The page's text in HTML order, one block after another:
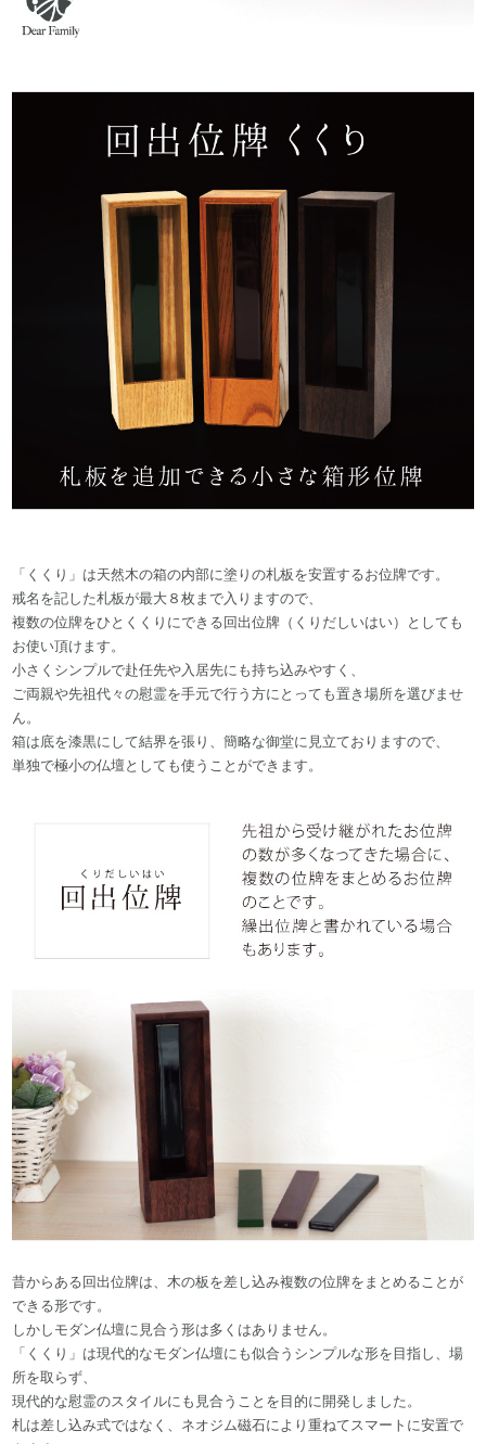
「くくり」は天然木の箱の内部に塗りの札板を安置するお位牌です。
戒名を記した札板が最大８枚まで入りますので、
複数の位牌をひとくくりにできる回出位牌（くりだしいはい）としても
お使い頂けます。
小さくシンプルで赴任先や入居先にも持ち込みやすく、
ご両親や先祖代々の慰霊を手元で行う方にとっても置き場所を選びませ
ん。
箱は底を漆黒にして結界を張り、簡略な御堂に見立ておりますので、
単独で極小の仏壇としても使うことができます。
昔からある回出位牌は、木の板を差し込み複数の位牌をまとめることが
できる形です。
しかしモダン仏壇に見合う形は多くはありません。
「くくり」は現代的なモダン仏壇にも似合うシンプルな形を目指し、場
所を取らず、
現代的な慰霊のスタイルにも見合うことを目的に開発しました。
札は差し込み式ではなく、ネオジム磁石により重ねてスマートに安置で